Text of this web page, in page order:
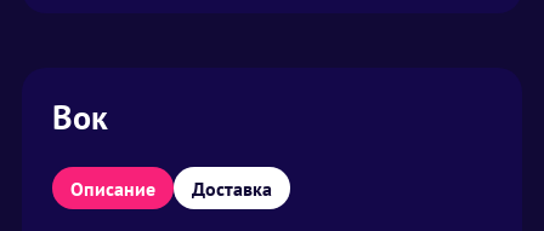
Вок
Описание Доставка